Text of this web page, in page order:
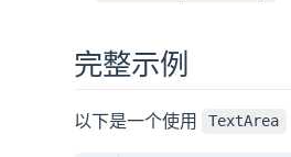
完整示例
以下是一个使用 TextArea